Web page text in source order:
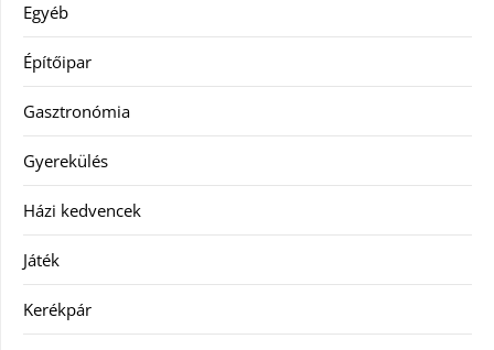
Egyéb
Építőipar
Gasztronómia
Gyerekülés
Házi kedvencek
Játék
Kerékpár